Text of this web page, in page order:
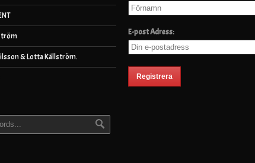
& Lotta Källström.
E-post Adress: